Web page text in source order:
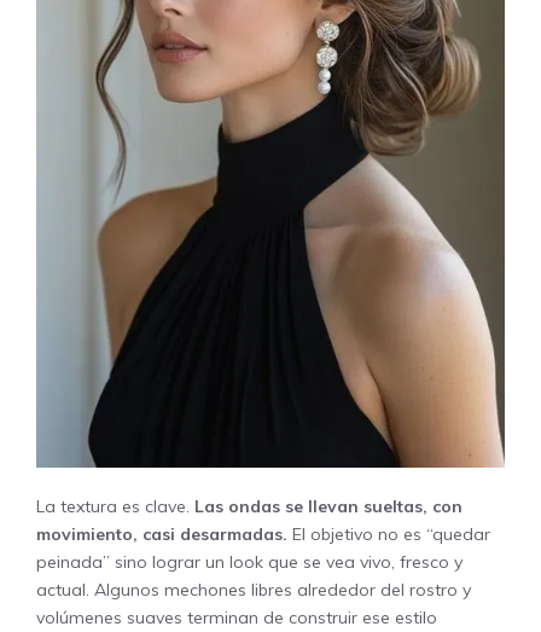
La textura es clave. Las ondas se llevan sueltas, con
movimiento, casi desarmadas. El objetivo no es “quedar
peinada” sino lograr un look que se vea vivo, fresco y
actual. Algunos mechones libres alrededor del rostro y
volúmenes suaves terminan de construir ese estilo